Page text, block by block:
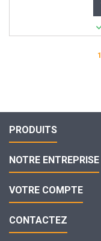
1
PRODUITS
NOTRE ENTREPRISE
VOTRE COMPTE
CONTACTEZ